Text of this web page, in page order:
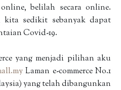
belilah secara online.
kita sedikit sebanyak dapat
Covid-19.
yang menjadi pilihan aku
Laman e-commerce No.1
yang telah dibangunkan